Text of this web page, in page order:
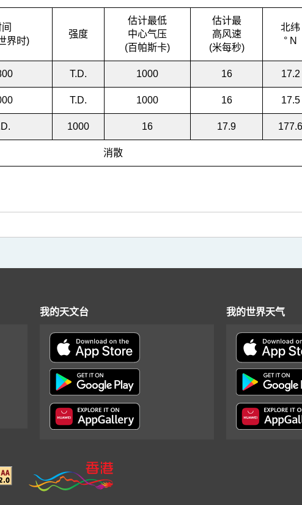
界时)
强度
估计最低
中心气压
(百帕斯卡)
估计最
高风速
(米每秒)
北纬
° N
T.D. 1000 16 17.2
T.D. 1000 16 17.5
1000 16 17.9 177.6
消散
我的天文台 我的世界天气